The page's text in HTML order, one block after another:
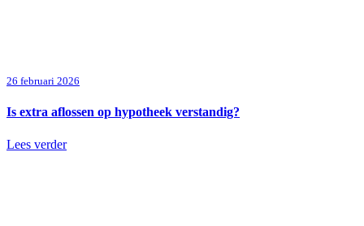
26 februari 2026
Is extra aflossen op hypotheek verstandig?
Lees verder